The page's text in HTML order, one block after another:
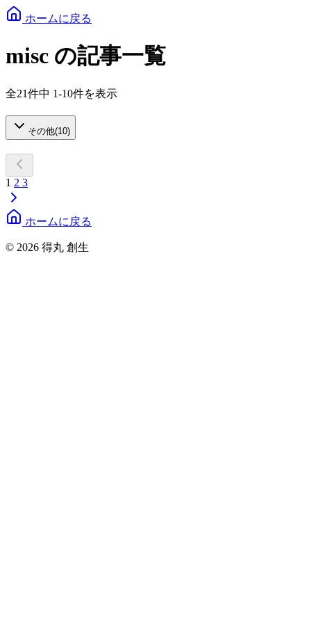
ホームに戻る
misc の記事一覧
全21件中 1-10件を表示
その他(10)
1 2 3
ホームに戻る
© 2026 得丸 創生